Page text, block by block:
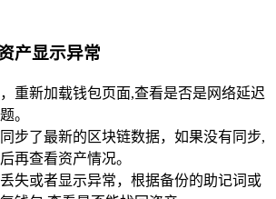
产显示异常
重新加载钱包页面,查看是否是网络延迟
。
步了最新的区块链数据，如果没有同步,
再查看资产情况。
失或者显示异常，根据备份的助记词或